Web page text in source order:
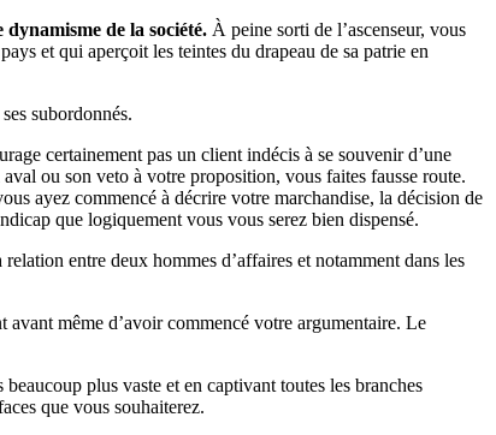
de la société. À peine sorti de l’ascenseur, vous
et qui aperçoit les teintes du drapeau de sa patrie en
subordonnés.
certainement pas un client indécis à se souvenir d’une
ou son veto à votre proposition, vous faites fausse route.
ayez commencé à décrire votre marchandise, la décision de
que logiquement vous vous serez bien dispensé.
entre deux hommes d’affaires et notamment dans les
même d’avoir commencé votre argumentaire. Le
plus vaste et en captivant toutes les branches
que vous souhaiterez.